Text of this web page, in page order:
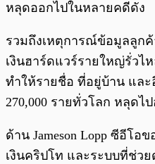
หลุดออกไปในหลายคดีดัง
รวมถึงเหตุการณ์ข้อมูลลูกค้
เงินฮาร์ดแวร์รายใหญ่รั่วไ
ทำให้รายชื่อ ที่อยู่บ้าน และ
270,000 รายทั่วโลก หลุด
ด้าน Jameson Lopp ซีอีโอ
เงินคริปโท และระบบที่ช่วย